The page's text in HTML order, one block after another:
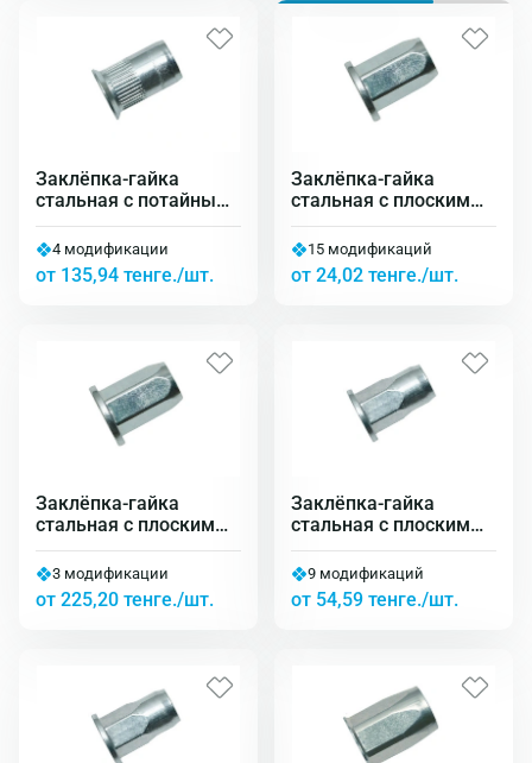
Заклёпка-гайка
стальная с потайным
уменьшенным
бортиком
шестигранная
4 модификации
от 135,94 тенге./шт.
Заклёпка-гайка
стальная с плоским
бортиком
15 модификаций
от 24,02 тенге./шт.
Заклёпка-гайка
стальная с плоским
бортиком закрытая
3 модификации
от 225,20 тенге./шт.
Заклёпка-гайка
стальная с плоским
бортиком
шестигранная
9 модификаций
от 54,59 тенге./шт.